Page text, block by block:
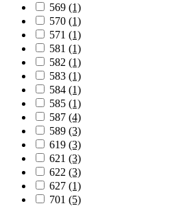
569 (1)
570 (1)
571 (1)
581 (1)
582 (1)
583 (1)
584 (1)
585 (1)
587 (4)
589 (3)
619 (3)
621 (3)
622 (3)
627 (1)
701 (5)